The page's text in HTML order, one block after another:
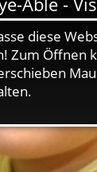
wir
Details